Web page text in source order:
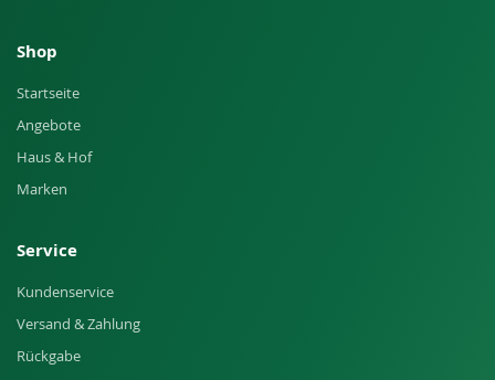
Shop
Startseite
Angebote
Haus & Hof
Marken
Service
Kundenservice
Versand & Zahlung
Rückgabe